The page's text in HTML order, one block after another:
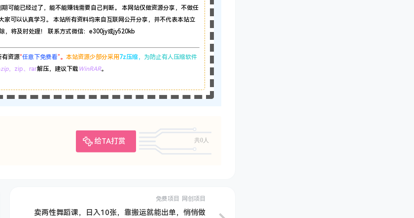
可能已经过了，能不能赚钱需要自己判断。 本网站仅做资源分享，不做任
可以认真学习。 本站所有资料均来自互联网公开分享，并不代表本站立
，将及时处理！ 联系方式微信：e300jy或jy520kb
有资源“任意下免费看”。 本站资源少部分采用 7z压缩， 为防止有人压缩软件
，zip、rar解压，建议下载 WinRAR。
给TA打赏
共0人
免费项目 网创项目
卖两性舞蹈课，日入10张，靠搬运就能出单，悄悄做